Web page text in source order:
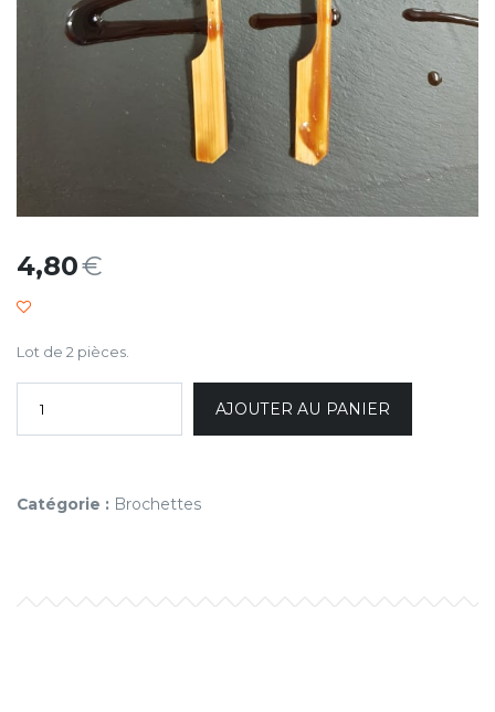
4,80€
Lot de 2 pièces.
AJOUTER AU PANIER
Catégorie : Brochettes